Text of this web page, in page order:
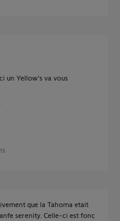
un Yellow's va vous
que la Tahoma etait
serenity. Celle-ci est fonc